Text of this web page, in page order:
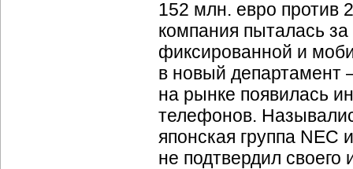
152 млн. евро против
компания пыталась
фиксированной и
в новый департамент
на рынке появилась
телефонов.
японская группа NEC
не подтвердил своего